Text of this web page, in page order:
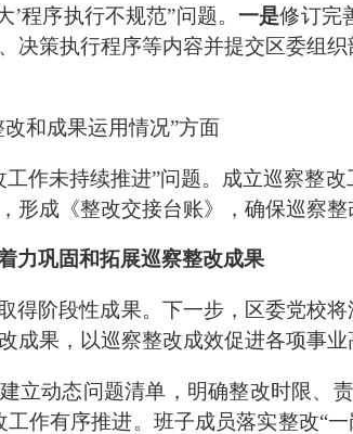
’程序执行不规范”问题。一是修订完
决策执行程序等内容并提交区委组织
和成果运用情况”方面
工作未持续推进”问题。成立巡察整
形成《整改交接台账》，确保巡察整
力巩固和拓展巡察整改成果
得阶段性成果。 下一步， 区委党校将
成果，以巡察整改成效促进各项事业
立动态问题清单，明确整改时限、
工作有序推进。班子成员落实整改“一